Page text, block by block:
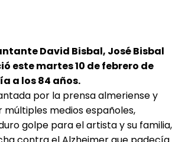
David Bisbal, José Bisbal
este martes 10 de febrero de
a los 84 años.
por la prensa almeriense y
medios españoles,
golpe para el artista y su familia,